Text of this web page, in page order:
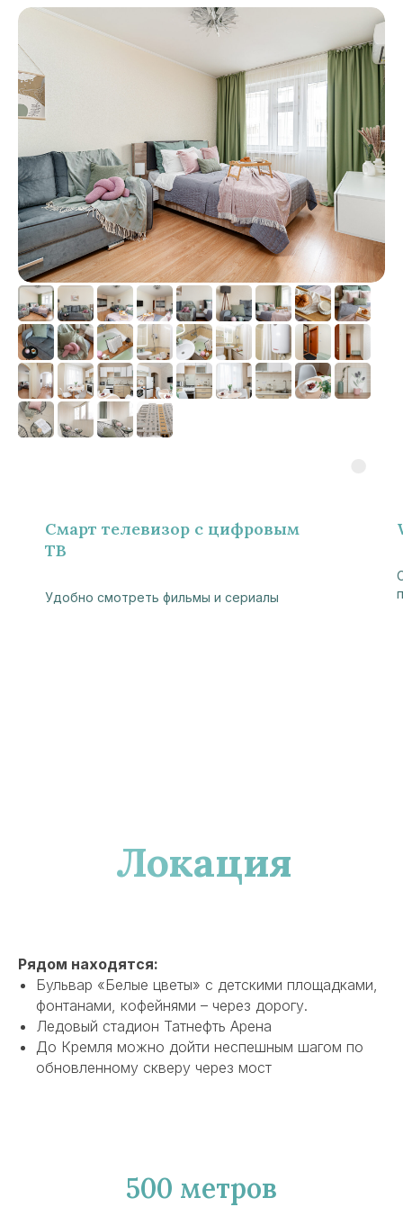
Смарт телевизор с цифровым
ТВ
Удобно смотреть фильмы и сериалы
Локация
Рядом находятся:
Бульвар «Белые цветы» с детскими площадками,
фонтанами, кофейнями – через дорогу.
Ледовый стадион Татнефть Арена
До Кремля можно дойти неспешным шагом по
обновленному скверу через мост
500 метров